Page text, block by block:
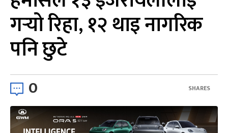
गर्‍यो रिहा, १२ थाइ नागरिक
पनि छुटे
0 SHARES